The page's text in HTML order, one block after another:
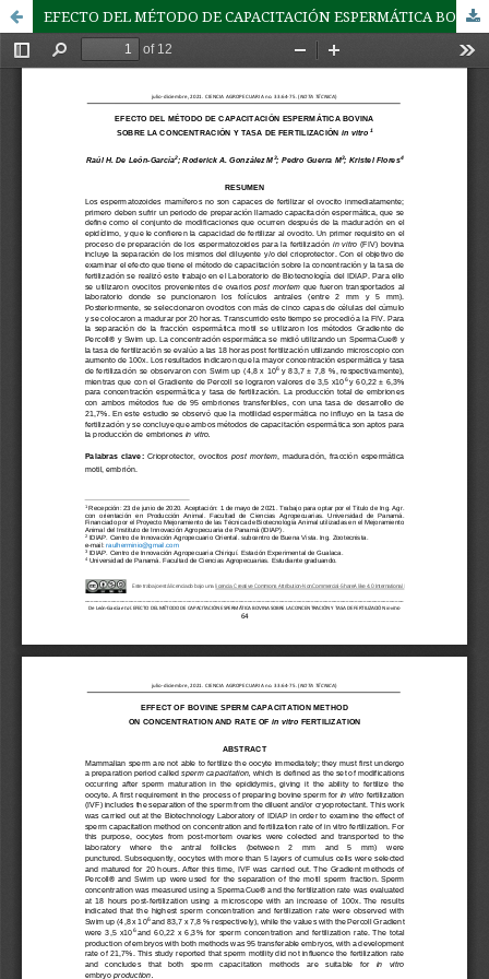
EFECTO DEL MÉTODO DE CAPACITACIÓN ESPERMÁTICA BOVINA SOBRE LA CONCENTRACIÓN Y TASA DE FERTILIZACIÓN in vitro